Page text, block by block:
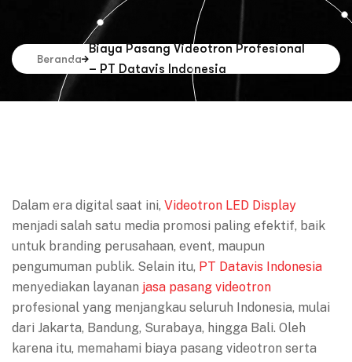
Beranda
Biaya Pasang Videotron Profesional
– PT Datavis Indonesia
Dalam era digital saat ini, Videotron LED Display
menjadi salah satu media promosi paling efektif, baik
untuk branding perusahaan, event, maupun
pengumuman publik. Selain itu, PT Datavis Indonesia
menyediakan layanan jasa pasang videotron
profesional yang menjangkau seluruh Indonesia, mulai
dari Jakarta, Bandung, Surabaya, hingga Bali. Oleh
karena itu, memahami biaya pasang videotron serta